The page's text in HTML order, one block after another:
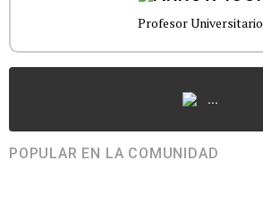
Profesor Universitario
...
POPULAR EN LA COMUNIDAD